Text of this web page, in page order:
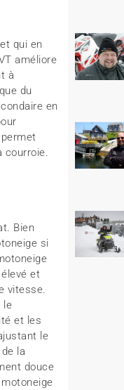
qui en
améliore
à
du
en
courroie.
Bien
si
et
vitesse.
le
et les
le
la
douce